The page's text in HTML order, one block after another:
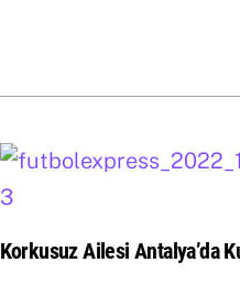
Korkusuz Ailesi Antalya’da